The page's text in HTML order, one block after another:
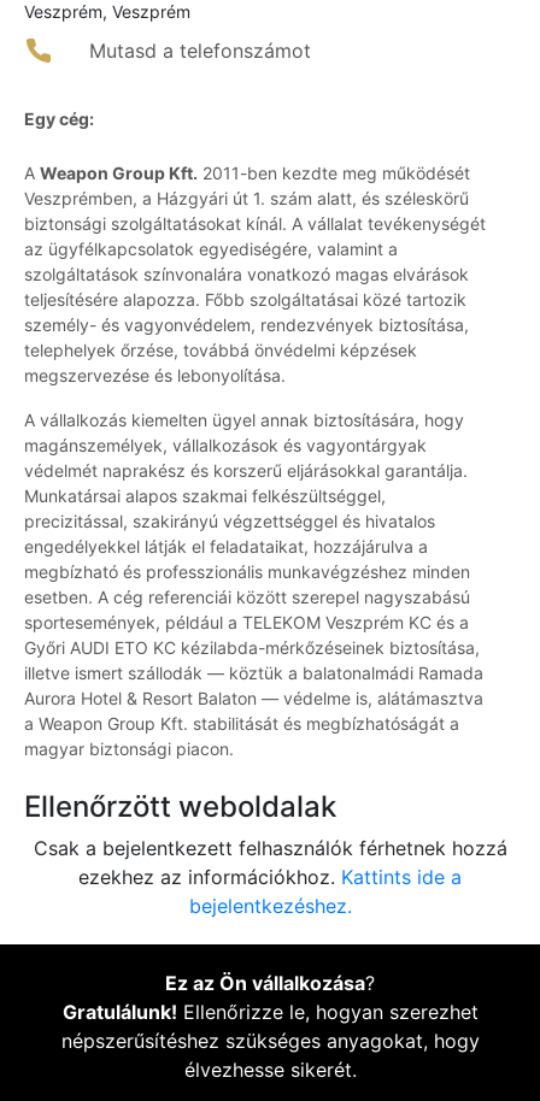
Veszprém, Veszprém
Mutasd a telefonszámot
Egy cég:
A Weapon Group Kft. 2011-ben kezdte meg működését
Veszprémben, a Házgyári út 1. szám alatt, és széleskörű
biztonsági szolgáltatásokat kínál. A vállalat tevékenységét
az ügyfélkapcsolatok egyediségére, valamint a
szolgáltatások színvonalára vonatkozó magas elvárások
teljesítésére alapozza. Főbb szolgáltatásai közé tartozik
személy- és vagyonvédelem, rendezvények biztosítása,
telephelyek őrzése, továbbá önvédelmi képzések
megszervezése és lebonyolítása.
A vállalkozás kiemelten ügyel annak biztosítására, hogy
magánszemélyek, vállalkozások és vagyontárgyak
védelmét naprakész és korszerű eljárásokkal garantálja.
Munkatársai alapos szakmai felkészültséggel,
precizitással, szakirányú végzettséggel és hivatalos
engedélyekkel látják el feladataikat, hozzájárulva a
megbízható és professzionális munkavégzéshez minden
esetben. A cég referenciái között szerepel nagyszabású
sportesemények, például a TELEKOM Veszprém KC és a
Győri AUDI ETO KC kézilabda-mérkőzéseinek biztosítása,
illetve ismert szállodák — köztük a balatonalmádi Ramada
Aurora Hotel & Resort Balaton — védelme is, alátámasztva
a Weapon Group Kft. stabilitását és megbízhatóságát a
magyar biztonsági piacon.
Ellenőrzött weboldalak
Csak a bejelentkezett felhasználók férhetnek hozzá
ezekhez az információkhoz. Kattints ide a
bejelentkezéshez.
Ez az Ön vállalkozása?
Gratulálunk! Ellenőrizze le, hogyan szerezhet
népszerűsítéshez szükséges anyagokat, hogy
élvezhesse sikerét.